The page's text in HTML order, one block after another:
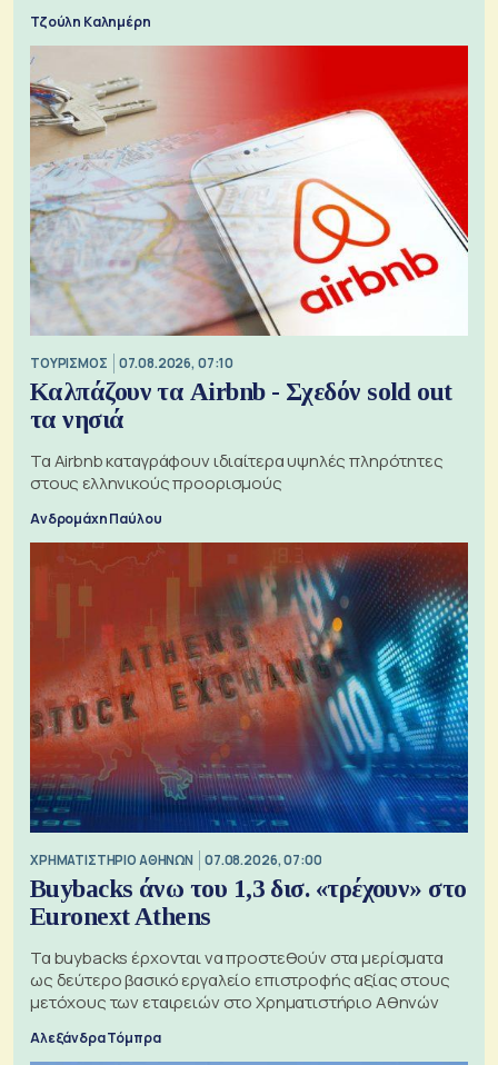
Τζούλη Καλημέρη
ΤΟΥΡΙΣΜΟΣ 07.08.2026, 07:10
Καλπάζουν τα Airbnb - Σχεδόν sold out
τα νησιά
Τα Airbnb καταγράφουν ιδιαίτερα υψηλές πληρότητες
στους ελληνικούς προορισμούς
Ανδρομάχη Παύλου
XΡΗΜΑΤΙΣΤΗΡΙΟ ΑΘΗΝΩΝ 07.08.2026, 07:00
Buybacks άνω του 1,3 δισ. «τρέχουν» στο
Euronext Athens
Τα buybacks έρχονται να προστεθούν στα μερίσματα
ως δεύτερο βασικό εργαλείο επιστροφής αξίας στους
μετόχους των εταιρειών στο Χρηματιστήριο Αθηνών
Αλεξάνδρα Τόμπρα